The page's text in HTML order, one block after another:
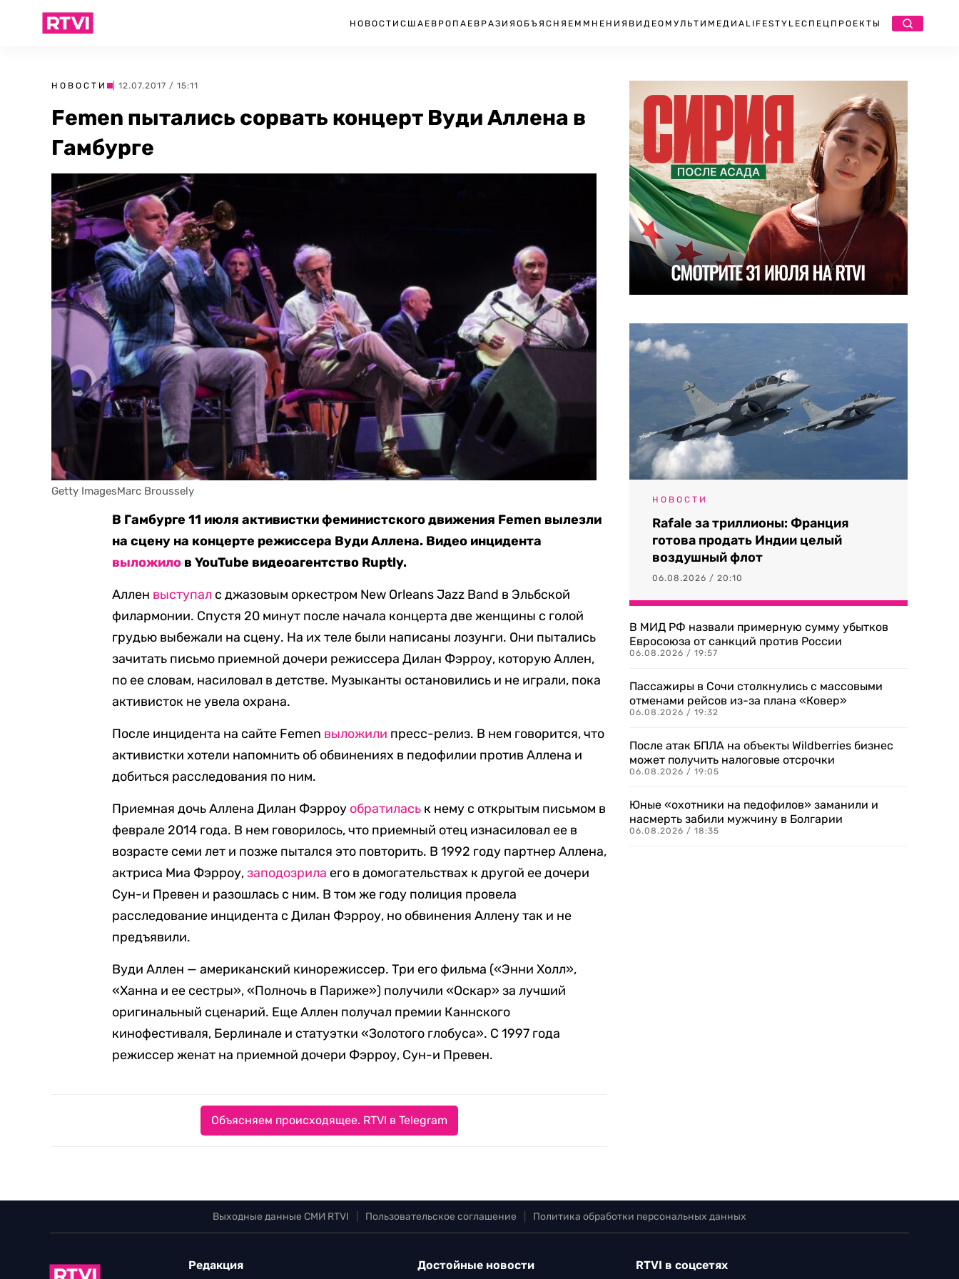
НОВОСТИ США ЕВРОПА ЕВРАЗИЯ ОБЪЯСНЯЕМ МНЕНИЯ ВИДЕО МУЛЬТИМЕДИА LIFESTYLEСПЕЦПРОЕКТЫ
НОВОСТИ | 12.07.2017 / 15:11
Femen пытались сорвать концерт Вуди Аллена в
Гамбурге
Getty ImagesMarc Broussely
В Гамбурге 11 июля активистки феминистского движения Femen вылезли
на сцену на концерте режиссера Вуди Аллена. Видео инцидента
выложило в YouTube видеоагентство Ruptly.
Аллен выступал с джазовым оркестром New Orleans Jazz Band в Эльбской
филармонии. Спустя 20 минут после начала концерта две женщины с голой
грудью выбежали на сцену. На их теле были написаны лозунги. Они пытались
зачитать письмо приемной дочери режиссера Дилан Фэрроу, которую Аллен,
по ее словам, насиловал в детстве. Музыканты остановились и не играли, пока
активисток не увела охрана.
После инцидента на сайте Femen выложили пресс-релиз. В нем говорится, что
активистки хотели напомнить об обвинениях в педофилии против Аллена и
добиться расследования по ним.
Приемная дочь Аллена Дилан Фэрроу обратилась к нему с открытым письмом в
феврале 2014 года. В нем говорилось, что приемный отец изнасиловал ее в
возрасте семи лет и позже пытался это повторить. В 1992 году партнер Аллена,
актриса Миа Фэрроу,заподозрила его в домогательствах к другой ее дочери
Сун-и Превен и разошлась с ним. В том же году полиция провела
расследование инцидента с Дилан Фэрроу, но обвинения Аллену так и не
предъявили.
Вуди Аллен — американский кинорежиссер. Три его фильма («Энни Холл»,
«Ханна и ее сестры», «Полночь в Париже») получили «Оскар» за лучший
оригинальный сценарий. Еще Аллен получал премии Каннского
кинофестиваля, Берлинале и статуэтки «Золотого глобуса». С 1997 года
режиссер женат на приемной дочери Фэрроу, Сун-и Превен.
Объясняем происходящее. RTVI в Telegram
НОВОСТИ
Rafale за триллионы: Франция
готова продать Индии целый
воздушный флот
06.08.2026 / 20:10
В МИД РФ назвали примерную сумму убытков
Евросоюза от санкций против России
06.08.2026 / 19:57
Пассажиры в Сочи столкнулись с массовыми
отменами рейсов из-за плана «Ковер»
06.08.2026 / 19:32
После атак БПЛА на объекты Wildberries бизнес
может получить налоговые отсрочки
06.08.2026 / 19:05
Юные «охотники на педофилов» заманили и
насмерть забили мужчину в Болгарии
06.08.2026 / 18:35
Выходные данные СМИ RTVI Пользовательское соглашение Политика обработки персональных данных
Редакция Достойные новости RTVI в соцсетях